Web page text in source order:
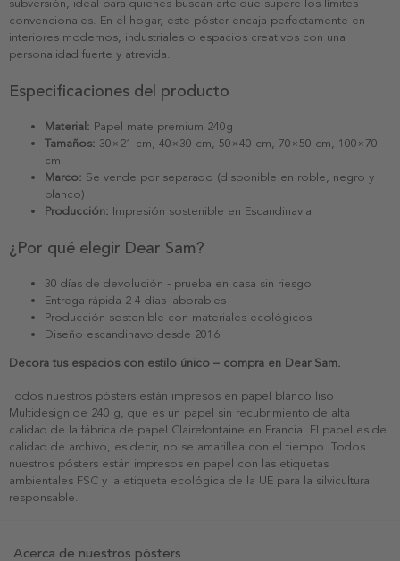
subversión, ideal para quienes buscan arte que supere los límites
convencionales. En el hogar, este póster encaja perfectamente en
interiores modernos, industriales o espacios creativos con una
personalidad fuerte y atrevida.
Especificaciones del producto
Material: Papel mate premium 240g
Tamaños: 30×21 cm, 40×30 cm, 50×40 cm, 70×50 cm, 100×70
cm
Marco: Se vende por separado (disponible en roble, negro y
blanco)
Producción: Impresión sostenible en Escandinavia
¿Por qué elegir Dear Sam?
30 días de devolución - prueba en casa sin riesgo
Entrega rápida 2-4 días laborables
Producción sostenible con materiales ecológicos
Diseño escandinavo desde 2016
Decora tus espacios con estilo único – compra en Dear Sam.
Todos nuestros pósters están impresos en papel blanco liso
Multidesign de 240 g, que es un papel sin recubrimiento de alta
calidad de la fábrica de papel Clairefontaine en Francia. El papel es de
calidad de archivo, es decir, no se amarillea con el tiempo. Todos
nuestros pósters están impresos en papel con las etiquetas
ambientales FSC y la etiqueta ecológica de la UE para la silvicultura
responsable.
Acerca de nuestros pósters